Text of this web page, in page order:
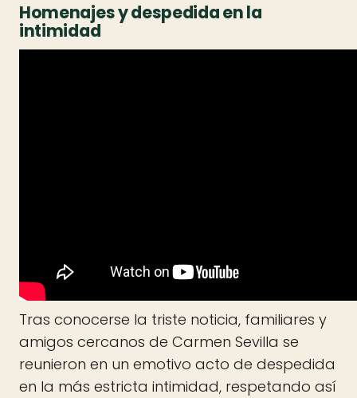
Homenajes y despedida en la
intimidad
Tras conocerse la triste noticia, familiares y
amigos cercanos de Carmen Sevilla se
reunieron en un emotivo acto de despedida
en la más estricta intimidad, respetando así